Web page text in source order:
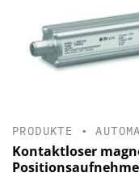
PRODUKTE •
Kontaktloser